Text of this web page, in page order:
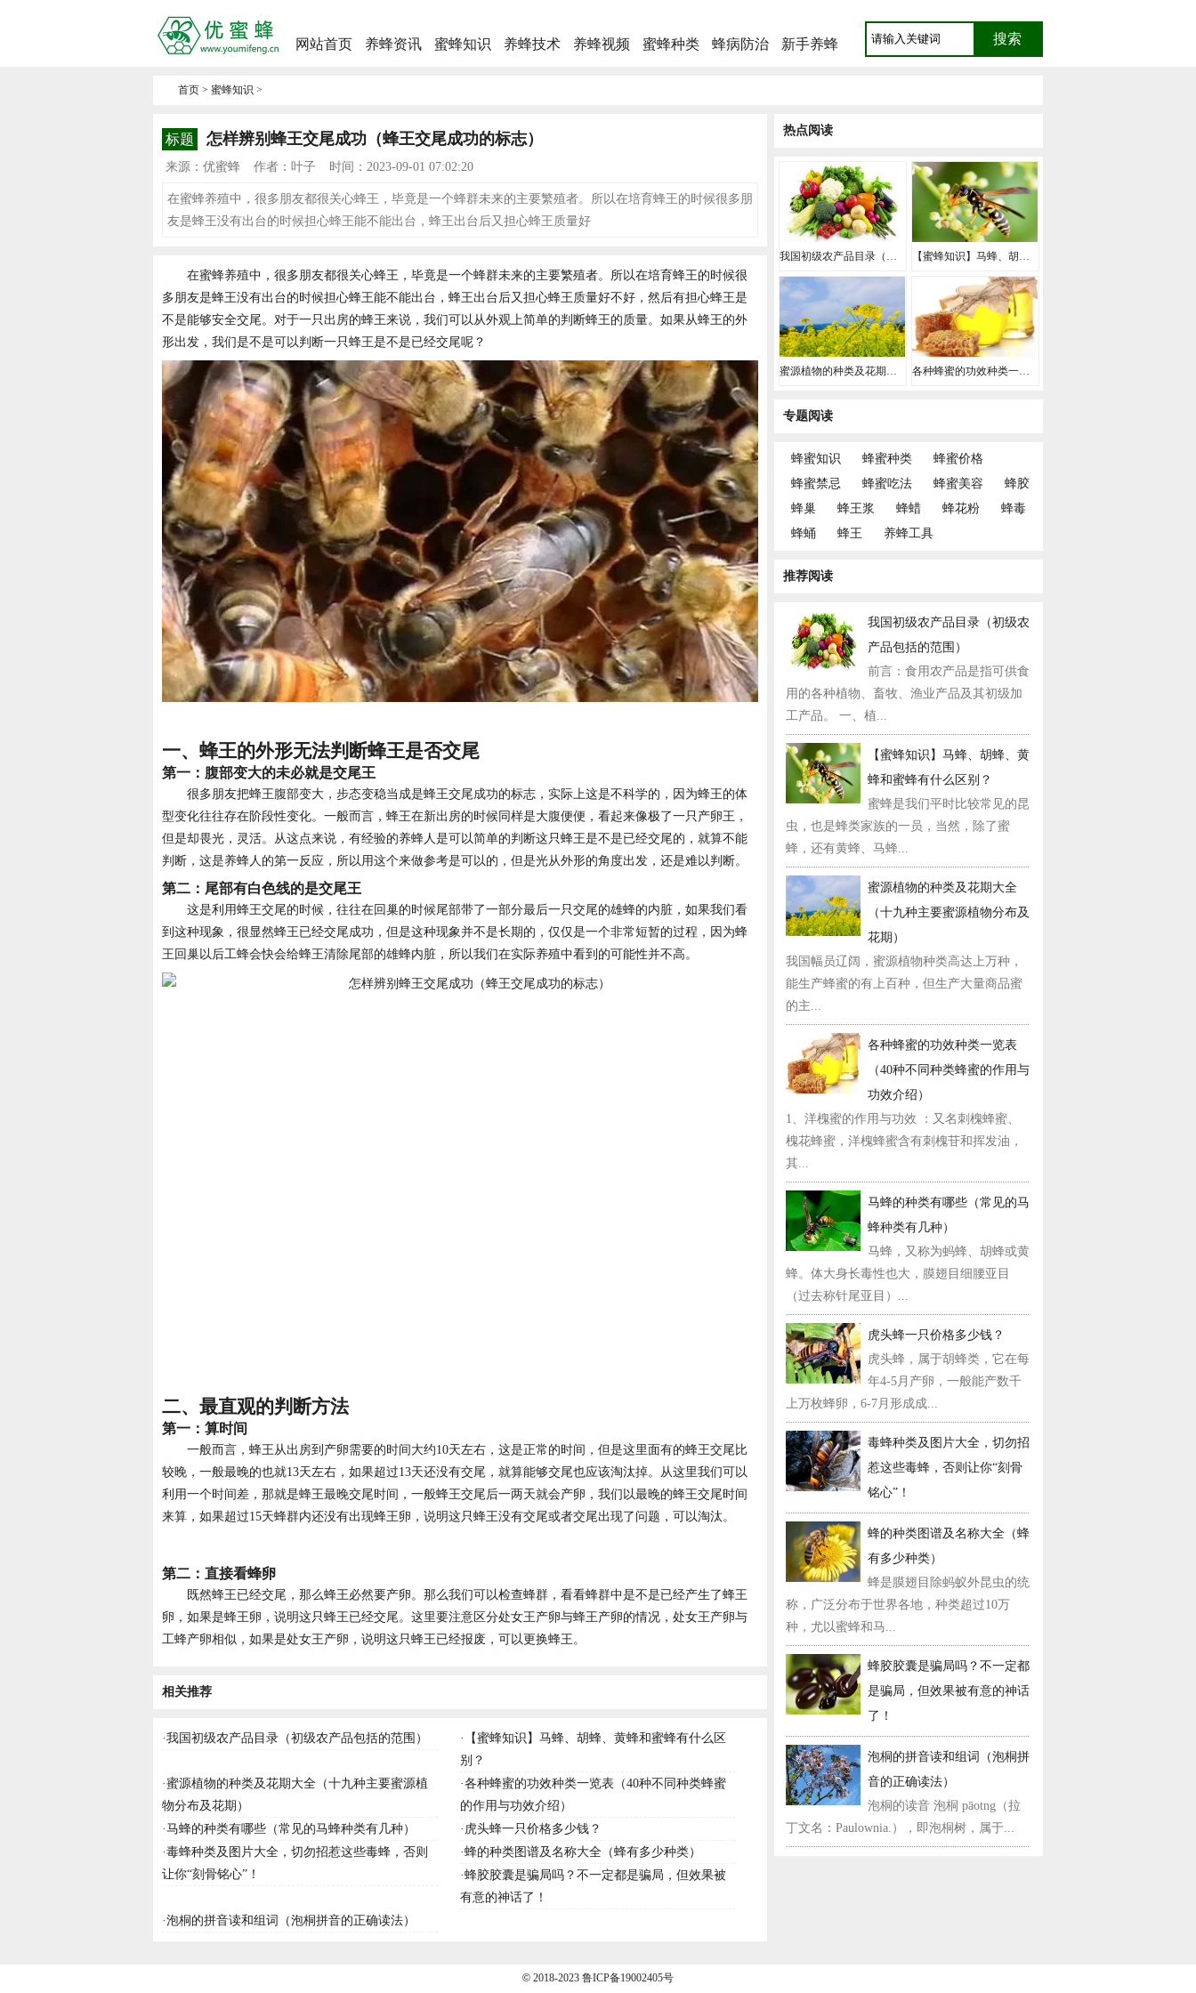
网站首页 养蜂资讯 蜜蜂知识 养蜂技术 养蜂视频 蜜蜂种类 蜂病防治 新手养蜂
首页 > 蜜蜂知识 >
标题 怎样辨别蜂王交尾成功（蜂王交尾成功的标志）
来源：优蜜蜂 作者：叶子 时间：2023-09-01 07:02:20
在蜜蜂养殖中，很多朋友都很关心蜂王，毕竟是一个蜂群未来的主要繁殖者。所以在培育蜂王的时候很多朋
友是蜂王没有出台的时候担心蜂王能不能出台，蜂王出台后又担心蜂王质量好
在蜜蜂养殖中，很多朋友都很关心蜂王，毕竟是一个蜂群未来的主要繁殖者。所以在培育蜂王的时候很
多朋友是蜂王没有出台的时候担心蜂王能不能出台，蜂王出台后又担心蜂王质量好不好，然后有担心蜂王是
不是能够安全交尾。对于一只出房的蜂王来说，我们可以从外观上简单的判断蜂王的质量。如果从蜂王的外
形出发，我们是不是可以判断一只蜂王是不是已经交尾呢？
一、蜂王的外形无法判断蜂王是否交尾
第一：腹部变大的未必就是交尾王
很多朋友把蜂王腹部变大，步态变稳当成是蜂王交尾成功的标志，实际上这是不科学的，因为蜂王的体
型变化往往存在阶段性变化。一般而言，蜂王在新出房的时候同样是大腹便便，看起来像极了一只产卵王，
但是却畏光，灵活。从这点来说，有经验的养蜂人是可以简单的判断这只蜂王是不是已经交尾的，就算不能
判断，这是养蜂人的第一反应，所以用这个来做参考是可以的，但是光从外形的角度出发，还是难以判断。
第二：尾部有白色线的是交尾王
这是利用蜂王交尾的时候，往往在回巢的时候尾部带了一部分最后一只交尾的雄蜂的内脏，如果我们看
到这种现象，很显然蜂王已经交尾成功，但是这种现象并不是长期的，仅仅是一个非常短暂的过程，因为蜂
王回巢以后工蜂会快会给蜂王清除尾部的雄蜂内脏，所以我们在实际养殖中看到的可能性并不高。
二、最直观的判断方法
第一：算时间
一般而言，蜂王从出房到产卵需要的时间大约10天左右，这是正常的时间，但是这里面有的蜂王交尾比
较晚，一般最晚的也就13天左右，如果超过13天还没有交尾，就算能够交尾也应该淘汰掉。从这里我们可以
利用一个时间差，那就是蜂王最晚交尾时间，一般蜂王交尾后一两天就会产卵，我们以最晚的蜂王交尾时间
来算，如果超过15天蜂群内还没有出现蜂王卵，说明这只蜂王没有交尾或者交尾出现了问题，可以淘汰。
第二：直接看蜂卵
既然蜂王已经交尾，那么蜂王必然要产卵。那么我们可以检查蜂群，看看蜂群中是不是已经产生了蜂王
卵，如果是蜂王卵，说明这只蜂王已经交尾。这里要注意区分处女王产卵与蜂王产卵的情况，处女王产卵与
工蜂产卵相似，如果是处女王产卵，说明这只蜂王已经报废，可以更换蜂王。
相关推荐
·我国初级农产品目录（初级农产品包括的范围） ·
【蜜蜂知识】马蜂、胡蜂、黄蜂和蜜蜂有什么区
别？
·蜜源植物的种类及花期大全（十九种主要蜜源植
物分布及花期）
·各种蜂蜜的功效种类一览表（40种不同种类蜂蜜
的作用与功效介绍）
·马蜂的种类有哪些（常见的马蜂种类有几种） · 虎头蜂一只价格多少钱？
·毒蜂种类及图片大全，切勿招惹这些毒蜂，否则
让你“刻骨铭心”！
·蜂的种类图谱及名称大全（蜂有多少种类）
·蜂胶胶囊是骗局吗？不一定都是骗局，但效果被
有意的神话了！
·泡桐的拼音读和组词（泡桐拼音的正确读法）
热点阅读
我国初级农产品目录（初级农产品包括的范围） 【蜜蜂知识】马蜂、胡蜂、黄蜂和蜜蜂有什么区别？
蜜源植物的种类及花期大全（十九种主要蜜源植物分布及花期） 各种蜂蜜的功效种类一览表（40种不同种类蜂蜜的作用与功效介绍）
专题阅读
蜂蜜知识 蜂蜜种类
蜂蜜价格
蜂蜜禁忌
蜂蜜吃法 蜂蜜美容
蜂胶
蜂巢
蜂王浆 蜂蜡 蜂花粉
蜂毒
蜂蛹
蜂王 养蜂工具
推荐阅读
我国初级农产品目录（初级农
产品包括的范围）
前言：食用农产品是指可供食
用的各种植物、畜牧、渔业产品及其初级加
工产品。 一、植...
【蜜蜂知识】马蜂、胡蜂、黄
蜂和蜜蜂有什么区别？
蜜蜂是我们平时比较常见的昆
虫，也是蜂类家族的一员，当然，除了蜜
蜂，还有黄蜂、马蜂...
蜜源植物的种类及花期大全
（十九种主要蜜源植物分布及
花期）
我国幅员辽阔，蜜源植物种类高达上万种，
能生产蜂蜜的有上百种，但生产大量商品蜜
的主...
各种蜂蜜的功效种类一览表
（40种不同种类蜂蜜的作用与
功效介绍）
1、洋槐蜜的作用与功效 ：又名刺槐蜂蜜、
槐花蜂蜜，洋槐蜂蜜含有刺槐苷和挥发油，
其...
马蜂的种类有哪些（常见的马
蜂种类有几种）
马蜂，又称为蚂蜂、胡蜂或黄
蜂。体大身长毒性也大，膜翅目细腰亚目
（过去称针尾亚目）...
虎头蜂一只价格多少钱？
虎头蜂，属于胡蜂类，它在每
年4-5月产卵，一般能产数千
上万枚蜂卵，6-7月形成成...
毒蜂种类及图片大全，切勿招
惹这些毒蜂，否则让你“刻骨
铭心”！
蜂的种类图谱及名称大全（蜂
有多少种类）
蜂是膜翅目除蚂蚁外昆虫的统
称，广泛分布于世界各地，种类超过10万
种，尤以蜜蜂和马...
蜂胶胶囊是骗局吗？不一定都
是骗局，但效果被有意的神话
了！
泡桐的拼音读和组词（泡桐拼
音的正确读法）
泡桐的读音 泡桐 pāotng（拉
丁文名：Paulownia.），即泡桐树，属于...
© 2018-2023 鲁ICP备19002405号